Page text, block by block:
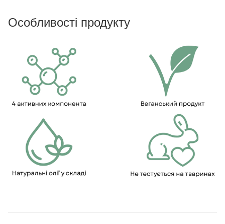
Особливості продукту